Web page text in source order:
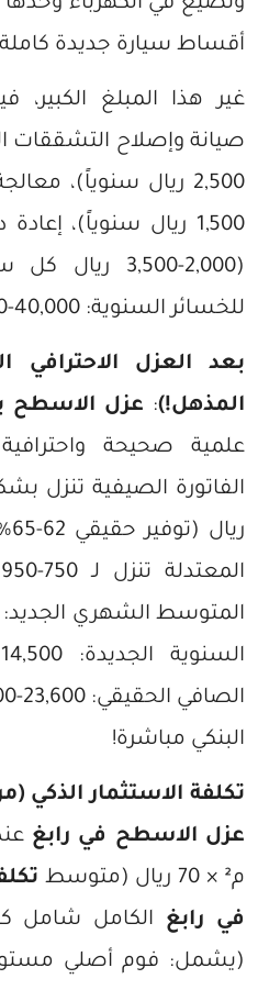
وتضيع في الكهرباء
أقساط سيارة جديدة
غير هذا المبلغ الكبير،
1,500 ريال سنوياً)،
(2,000-3,500
للخسائر السنوية: 40,000-43,000 ريال تقريباً!
بعد العزل الاحترافي
المذهل!): عزل الاسطح
علمية صحيحة
البنكي مباشرة!
تكلفة الاستثمار الذكي
عزل الاسطح في رابغ
م² × 70 ريال (متوسط
في رابغ
(يشمل: فوم أصلي